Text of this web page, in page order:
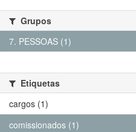
Grupos
7. PESSOAS (1)
Etiquetas
cargos (1)
comissionados (1)